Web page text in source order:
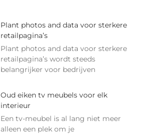
Plant photos and data voor sterkere
retailpagina’s
Plant photos and data voor sterkere
retailpagina’s wordt steeds
belangrijker voor bedrijven
Oud eiken tv meubels voor elk
interieur
Een tv-meubel is al lang niet meer
alleen een plek om je